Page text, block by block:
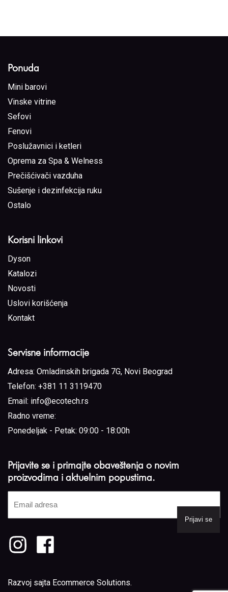
Ponuda
Mini barovi
Vinske vitrine
Sefovi
Fenovi
Poslužavnici i ketleri
Oprema za Spa & Welness
Prečišćivači vazduha
Sušenje i dezinfekcija ruku
Ostalo
Korisni linkovi
Dyson
Katalozi
Novosti
Uslovi korišćenja
Kontakt
Servisne informacije
Adresa: Omladinskih brigada 7G, Novi Beograd
Telefon: +381 11 3119470
Email: info@ecotech.rs
Radno vreme:
Ponedeljak - Petak: 09:00 - 18:00h
Prijavite se i primajte obaveštenja o novim
proizvodima i aktuelnim popustima.
adresa
Razvoj sajta Ecommerce Solutions.